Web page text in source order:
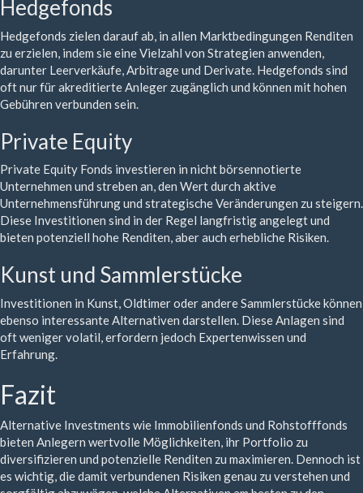
Hedgefonds
Hedgefonds zielen darauf ab, in allen Marktbedingungen Renditen
zu erzielen, indem sie eine Vielzahl von Strategien anwenden,
darunter Leerverkäufe, Arbitrage und Derivate. Hedgefonds sind
oft nur für akreditierte Anleger zugänglich und können mit hohen
Gebühren verbunden sein.
Private Equity
Private Equity Fonds investieren in nicht börsennotierte
Unternehmen und streben an, den Wert durch aktive
Unternehmensführung und strategische Veränderungen zu steigern.
Diese Investitionen sind in der Regel langfristig angelegt und
bieten potenziell hohe Renditen, aber auch erhebliche Risiken.
Kunst und Sammlerstücke
Investitionen in Kunst, Oldtimer oder andere Sammlerstücke können
ebenso interessante Alternativen darstellen. Diese Anlagen sind
oft weniger volatil, erfordern jedoch Expertenwissen und
Erfahrung.
Fazit
Alternative Investments wie Immobilienfonds und Rohstofffonds
bieten Anlegern wertvolle Möglichkeiten, ihr Portfolio zu
diversifizieren und potenzielle Renditen zu maximieren. Dennoch ist
es wichtig, die damit verbundenen Risiken genau zu verstehen und